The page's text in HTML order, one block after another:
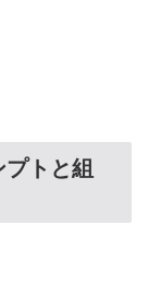
トと組